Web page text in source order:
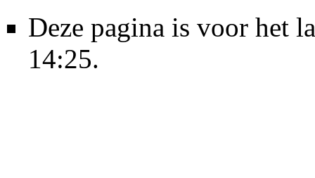
Deze pagina is voor het
14:25.